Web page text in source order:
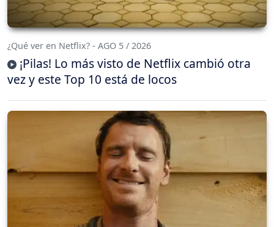
¿Qué ver en Netflix? - AGO 5 / 2026
¡Pilas! Lo más visto de Netflix cambió otra
vez y este Top 10 está de locos